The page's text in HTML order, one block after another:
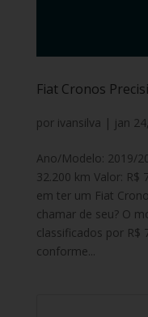
Fiat Cronos
por ivansilva | jan
Ano/Modelo: 2019/
32.200 km Valor: R$
em ter um Fiat
chamar de seu? O
classificados por R$
conforme...